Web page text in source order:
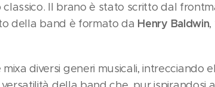
classico. Il brano è stato scritto dal
della band è formato da Henry Baldwin,
diversi generi musicali, intrecciando